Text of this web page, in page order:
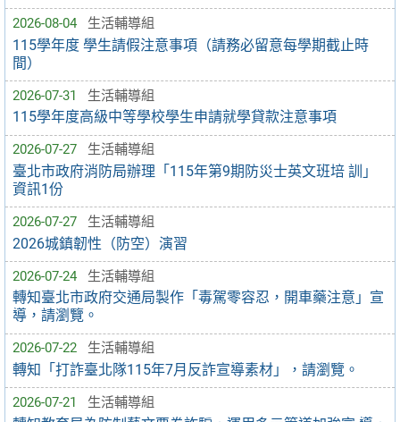
2026-08-04 生活輔導組
115學年度 學生請假注意事項（請務必留意每學期截止時
間）
2026-07-31 生活輔導組
115學年度高級中等學校學生申請就學貸款注意事項
2026-07-27 生活輔導組
臺北市政府消防局辦理「115年第9期防災士英文班培 訓」
資訊1份
2026-07-27 生活輔導組
2026城鎮韌性（防空）演習
2026-07-24 生活輔導組
轉知臺北市政府交通局製作「毒駕零容忍，開車藥注意」宣
導，請瀏覽。
2026-07-22 生活輔導組
轉知「打詐臺北隊115年7月反詐宣導素材」，請瀏覽。
2026-07-21 生活輔導組